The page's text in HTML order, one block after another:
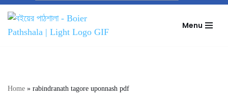
to
content
Menu
Home » rabindranath tagore uponnash pdf